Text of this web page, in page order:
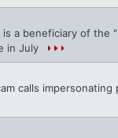
is a beneficiary of the
in July
calls impersonating